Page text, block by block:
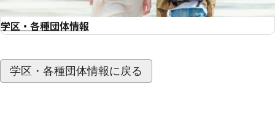
学区・各種団体情報
学区・各種団体情報に戻る